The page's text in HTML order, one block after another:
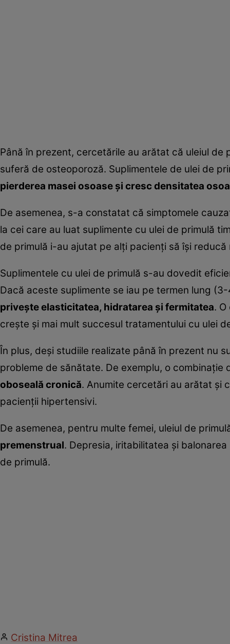
Până în prezent, cercetările au arătat că uleiul
suferă de osteoporoză. Suplimentele de ulei de
pierderea masei osoase şi cresc densitatea
De asemenea, s-a constatat că simptomele
la cei care au luat suplimente cu ulei de primulă
de primulă i-au ajutat pe alţi pacienţi să îşi reducă
Suplimentele cu ulei de primulă s-au dovedit
Dacă aceste suplimente se iau pe termen lung
priveşte elasticitatea, hidratarea şi fermitatea.
creşte şi mai mult succesul tratamentului cu ulei
În plus, deşi studiile realizate până în prezent nu
probleme de sănătate. De exemplu, o
oboseală cronică. Anumite cercetări au arătat şi
pacienţii hipertensivi.
De asemenea, pentru multe femei, uleiul de
premenstrual. Depresia, iritabilitatea şi
de primulă.
Cristina Mitrea